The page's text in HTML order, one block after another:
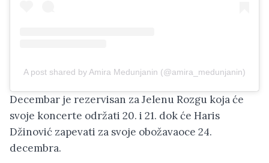
A post shared by Amira Medunjanin (@amira_medunjanin)
Decembar je rezervisan za Jelenu Rozgu koja će
svoje koncerte održati 20. i 21. dok će Haris
Džinović zapevati za svoje obožavaoce 24.
decembra.